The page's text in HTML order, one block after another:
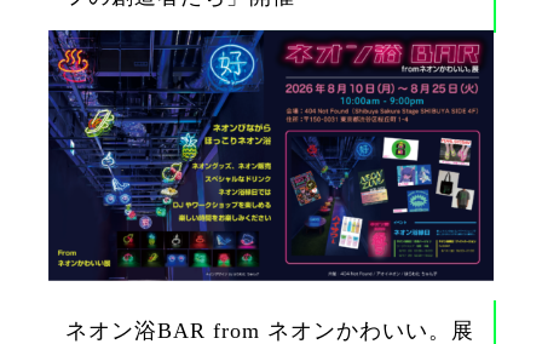
ネオン浴BAR from ネオンかわいい。展